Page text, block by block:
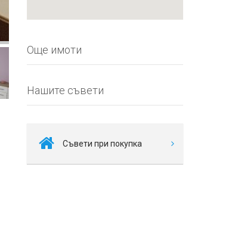
Още имоти
Нашите съвети
Съвети при покупка